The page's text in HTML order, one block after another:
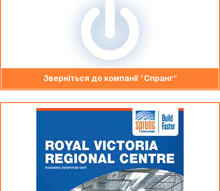
Зверніться до компанiї "Спранг"